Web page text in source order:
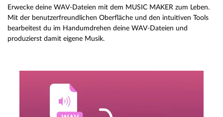
Erwecke deine WAV-Dateien mit dem MUSIC MAKER zum Leben.
Mit der benutzerfreundlichen Oberfläche und den intuitiven Tools
bearbeitest du im Handumdrehen deine WAV-Dateien und
produzierst damit eigene Musik.